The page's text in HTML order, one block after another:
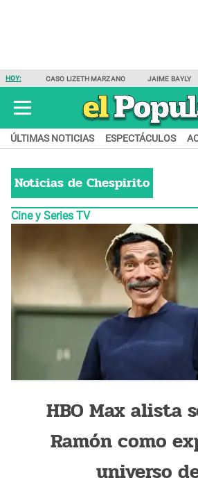
HOY: CASO LIZETH MARZANO JAIME BAYLY
ÚLTIMAS NOTICIAS ESPECTÁCULOS
Noticias de Chespirito
Cine y Series TV
HBO Max alista
Ramón como
universo